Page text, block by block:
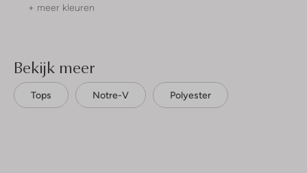
+ meer kleuren
Bekijk meer
Tops Notre-V Polyester